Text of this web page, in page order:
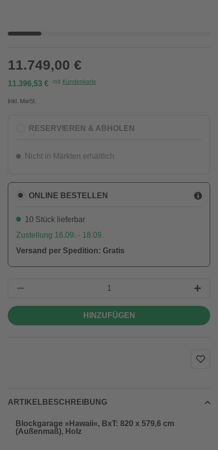
11.749,00 €
11.396,53 € mit Kundenkarte
Inkl. MwSt.
RESERVIEREN & ABHOLEN
Nicht in Märkten erhältlich
ONLINE BESTELLEN
10 Stück lieferbar
Zustellung 16.09. - 18.09.
Versand per Spedition: Gratis
HINZUFÜGEN
ARTIKELBESCHREIBUNG
Blockgarage »Hawaii«, BxT: 820 x 579,6 cm
(Außenmaß), Holz